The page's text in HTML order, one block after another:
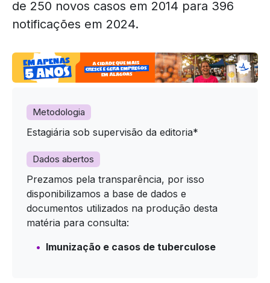
de 250 novos casos em 2014 para 396
notificações em 2024.
Metodologia
Estagiária sob supervisão da editoria*
Dados abertos
Prezamos pela transparência, por isso
disponibilizamos a base de dados e
documentos utilizados na produção desta
matéria para consulta:
Imunização e casos de tuberculose